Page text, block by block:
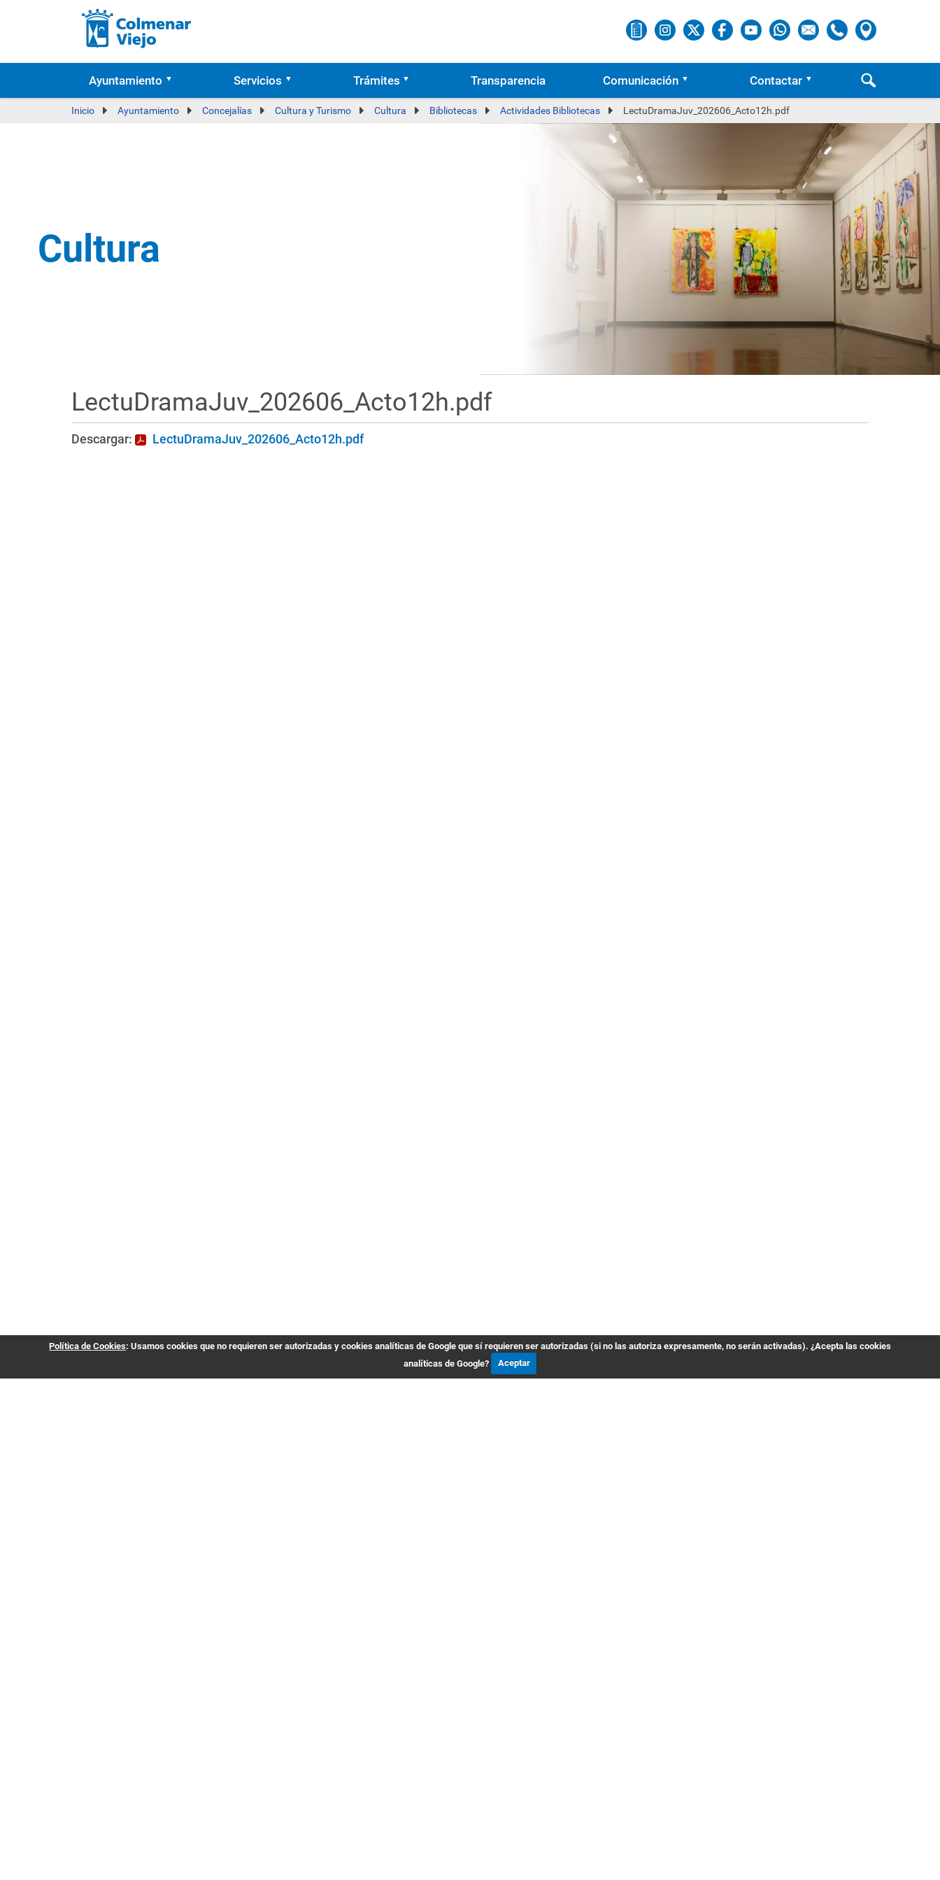
Ayuntamiento Servicios Trámites Transparencia Comunicación Contactar
Inicio Ayuntamiento Concejalías Cultura y Turismo Cultura Bibliotecas Actividades Bibliotecas LectuDramaJuv_202606_Acto12h.pdf
Cultura
LectuDramaJuv_202606_Acto12h.pdf
Descargar: LectuDramaJuv_202606_Acto12h.pdf
Política de Cookies: Usamos cookies que no requieren ser autorizadas y cookies analíticas de Google que sí requieren ser autorizadas (si no las autoriza expresamente, no serán activadas). ¿Acepta las cookies
analíticas de Google?
Aceptar